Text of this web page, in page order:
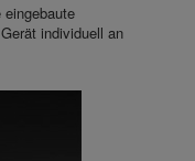
individuell an